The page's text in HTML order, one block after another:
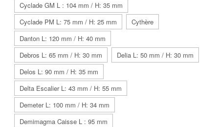
Cyclade GM L : 104 mm / H: 35 mm
Cyclade PM L: 75 mm / H: 25 mm
Cythère
Danton L: 120 mm / H: 40 mm
Debros L: 65 mm / H: 30 mm
Delia L: 50 mm / H: 30 mm
Delos L: 90 mm / H: 35 mm
Delta Escalier L: 43 mm / H: 55 mm
Demeter L: 100 mm / H: 34 mm
Demimagma Caisse L : 95 mm